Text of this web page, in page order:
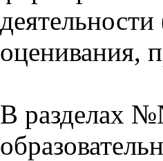
оценивания,
В разделах